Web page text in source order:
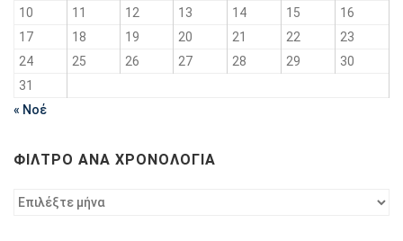
10
11 12 13 14 15
16
17
18 19 20 21 22
23
24
25 26 27 28 29
30
31
« Νοέ
ΦΊΛΤΡΟ ΑΝΆ ΧΡΟΝΟΛΟΓΊΑ
Φίλτρο